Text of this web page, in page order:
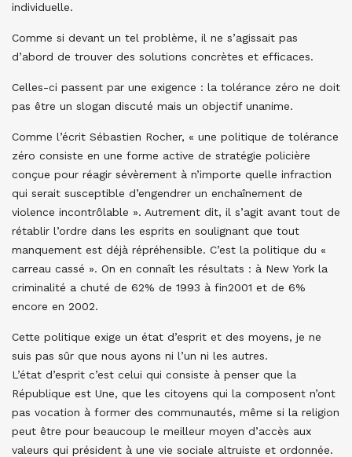
individuelle.
Comme si devant un tel problème, il ne s’agissait pas
d’abord de trouver des solutions concrètes et efficaces.
Celles-ci passent par une exigence : la tolérance zéro ne doit
pas être un slogan discuté mais un objectif unanime.
Comme l’écrit Sébastien Rocher, « une politique de tolérance
zéro consiste en une forme active de stratégie policière
conçue pour réagir sévèrement à n’importe quelle infraction
qui serait susceptible d’engendrer un enchaînement de
violence incontrôlable ». Autrement dit, il s’agit avant tout de
rétablir l’ordre dans les esprits en soulignant que tout
manquement est déjà répréhensible. C’est la politique du «
carreau cassé ». On en connaît les résultats : à New York la
criminalité a chuté de 62% de 1993 à fin2001 et de 6%
encore en 2002.
Cette politique exige un état d’esprit et des moyens, je ne
suis pas sûr que nous ayons ni l’un ni les autres.
L’état d’esprit c’est celui qui consiste à penser que la
République est Une, que les citoyens qui la composent n’ont
pas vocation à former des communautés, même si la religion
peut être pour beaucoup le meilleur moyen d’accès aux
valeurs qui président à une vie sociale altruiste et ordonnée.